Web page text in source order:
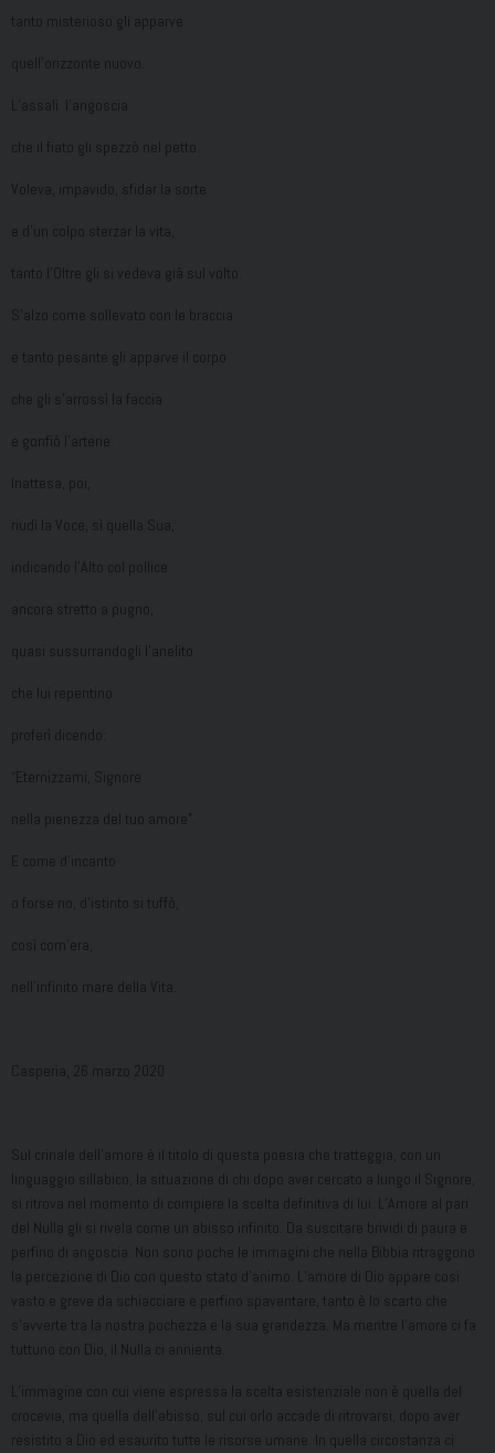
tanto misterioso gli apparve
quell’orizzonte nuovo.
L’assalì l’angoscia
che il fiato gli spezzò nel petto.
Voleva, impavido, sfidar la sorte
e d’un colpo sterzar la vita,
tanto l’Oltre gli si vedeva già sul volto.
S’alzo come sollevato con le braccia
e tanto pesante gli apparve il corpo
che gli s’arrossì la faccia
e gonfiò l’arterie.
Inattesa, poi,
riudì la Voce, sì quella Sua,
indicando l’Alto col pollice
ancora stretto a pugno,
quasi sussurrandogli l’anelito
che lui repentino
proferì dicendo:
“Eternizzami, Signore
nella pienezza del tuo amore”.
E come d’incanto
o forse no, d’istinto si tuffò,
così com’era,
nell’infinito mare della Vita.
Casperia, 26 marzo 2020
Sul crinale dell’amore è il titolo di questa poesia che tratteggia, con un
linguaggio sillabico, la situazione di chi dopo aver cercato a lungo il Signore,
si ritrova nel momento di compiere la scelta definitiva di lui. L’Amore al pari
del Nulla gli si rivela come un abisso infinito. Da suscitare brividi di paura e
perfino di angoscia. Non sono poche le immagini che nella Bibbia ritraggono
la percezione di Dio con questo stato d’animo. L’amore di Dio appare cosi
vasto e greve da schiacciare e perfino spaventare, tanto è lo scarto che
s’avverte tra la nostra pochezza e la sua grandezza. Ma mentre l’amore ci fa
tuttuno con Dio, il Nulla ci annienta.
L’immagine con cui viene espressa la scelta esistenziale non è quella del
crocevia, ma quella dell’abisso, sul cui orlo accade di ritrovarsi, dopo aver
resistito a Dio ed esaurito tutte le risorse umane. In quella circostanza ci